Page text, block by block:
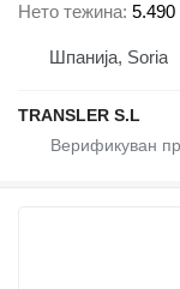
Нето тежина 5.490
Шпанија, Soria
TRANSLER S.L